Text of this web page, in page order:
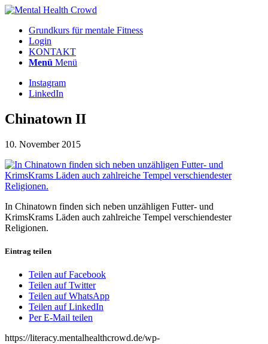
Grundkurs für mentale Fitness
Login
KONTAKT
Menü Menü
Instagram
LinkedIn
Chinatown II
10. November 2015
In Chinatown finden sich neben unzähligen Futter- und
KrimsKrams Läden auch zahlreiche Tempel verschiendester
Religionen.
Eintrag teilen
Teilen auf Facebook
Teilen auf Twitter
Teilen auf WhatsApp
Teilen auf LinkedIn
Per E-Mail teilen
https://literacy.mentalhealthcrowd.de/wp-